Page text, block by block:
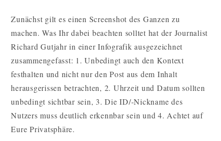
Zunächst gilt es einen Screenshot des Ganzen zu
machen. Was Ihr dabei beachten solltet hat der Journalist
Richard Gutjahr in einer Infografik ausgezeichnet
zusammengefasst: 1. Unbedingt auch den Kontext
festhalten und nicht nur den Post aus dem Inhalt
herausgerissen betrachten, 2. Uhrzeit und Datum sollten
unbedingt sichtbar sein, 3. Die ID/-Nickname des
Nutzers muss deutlich erkennbar sein und 4. Achtet auf
Eure Privatsphäre.